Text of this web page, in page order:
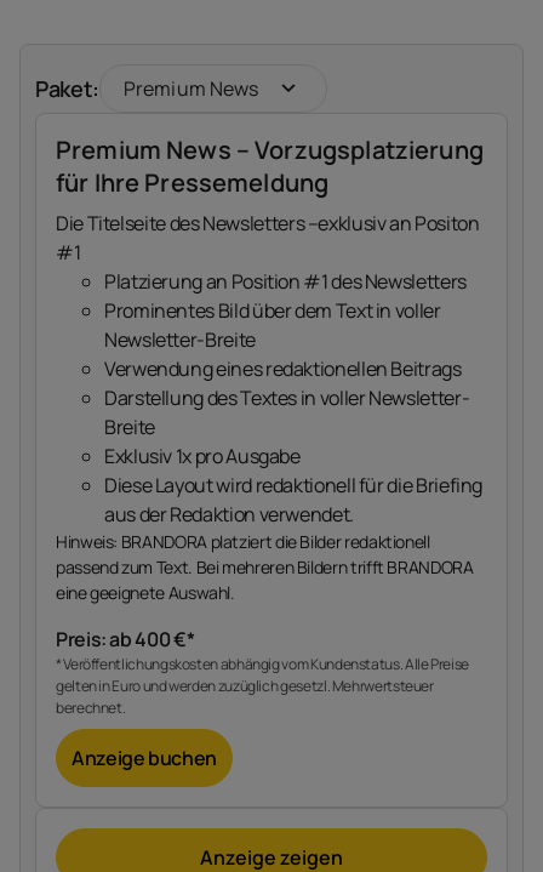
Paket: Premium News
Premium News – Vorzugsplatzierung
für Ihre Pressemeldung
Die Titelseite des Newsletters –exklusiv an Positon
#1
Platzierung an Position #1 des Newsletters
Prominentes Bild über dem Text in voller
Newsletter-Breite
Verwendung eines redaktionellen Beitrags
Darstellung des Textes in voller Newsletter-
Breite
Exklusiv 1x pro Ausgabe
Diese Layout wird redaktionell für die Briefing
aus der Redaktion verwendet.
Hinweis: BRANDORA platziert die Bilder redaktionell
passend zum Text. Bei mehreren Bildern trifft BRANDORA
eine geeignete Auswahl.
Preis: ab 400 €*
* Veröffentlichungskosten abhängig vom Kundenstatus. Alle Preise
gelten in Euro und werden zuzüglich gesetzl. Mehrwertsteuer
berechnet.
Anzeige buchen
Anzeige zeigen